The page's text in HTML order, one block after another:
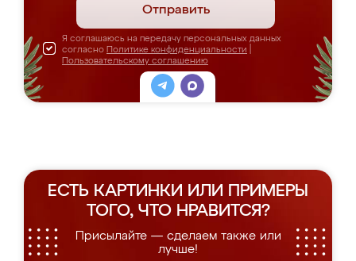
Отправить
Я соглашаюсь на передачу персональных данных
согласно Политике конфиденциальности
Пользовательскому соглашению
ЕСТЬ КАРТИНКИ ИЛИ ПРИМЕРЫ
ТОГО, ЧТО НРАВИТСЯ?
Присылайте — сделаем также или
лучше!